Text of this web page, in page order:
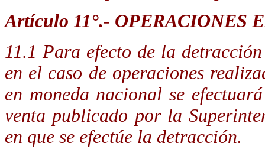
Artículo 11°.- OPERACIONES
11.1 Para efecto de la
en el caso de operaciones
en moneda nacional se
venta publicado por la
en que se efectúe la detracción.